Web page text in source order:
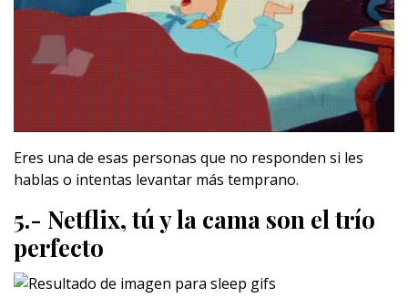
Eres una de esas personas que no responden si les
hablas o intentas levantar más temprano.
5.- Netflix, tú y la cama son el trío
perfecto